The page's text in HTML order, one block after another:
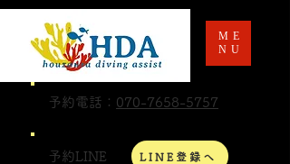
予約電話： 070-7658-5757
予約LINE LINE登録へ
ME
NU